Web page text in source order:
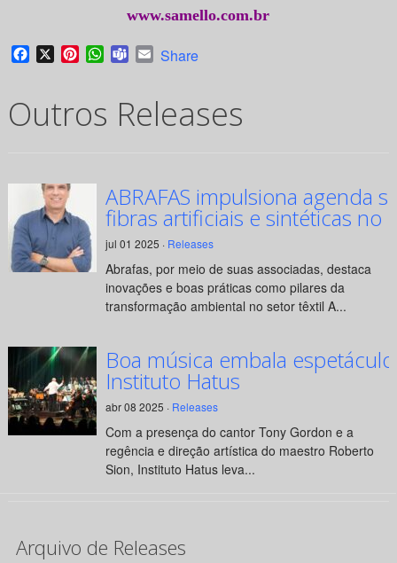
www.samello.com.br
Facebook
X PinterestWhatsApp
TeamsEmail
Share
Outros Releases
ABRAFAS impulsiona agenda
fibras artificiais e sintéticas no
jul 01 2025 · Releases
Abrafas, por meio de suas associadas, destaca
inovações e boas práticas como pilares da
transformação ambiental no setor têxtil A...
Boa música embala
Instituto Hatus
abr 08 2025 · Releases
Com a presença do cantor Tony Gordon e a
regência e direção artística do maestro Roberto
Sion, Instituto Hatus leva...
Arquivo de Releases